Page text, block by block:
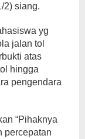
2) siang.
yg
jalan tol
atas
hingga
pengendara
“Pihaknya
percepatan